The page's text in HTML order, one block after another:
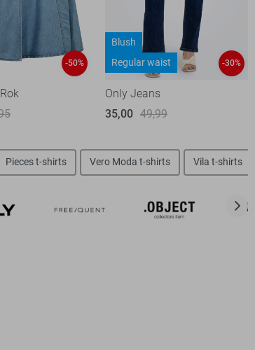
-50%
Blush
Regular waist
-30%
Only Jeans
35,00 49,99
Pieces t-shirts Vero Moda t-shirts Vila t-shirts